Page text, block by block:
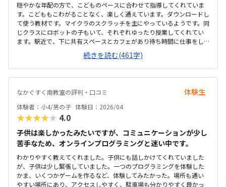
穏やかな年配の方で、こどものペースに合わせて指導してくれていま
す。こどももこわがることなく、楽しく通えています。ダウンロードし
て使う教材です。マイクラのスクラッチを主にやっているようです。同
じクラスにロボットの子もいて、それぞれゆったり授業してくれてい
ます。駅近で、下に共有スペースとカフェがあり待ち時間に仕事をし
たりして待つこともできます。駐輪場もあるのですが、車の出入りが
少し気になります。建物がレンタルオフィスの一角のような場所にあ
るため、部屋はやや小さめかつ殺風景な印象です。パソコンの購入or
レンタル費用が発生するので続けないともったいないなと思います
月2なので割高な気もしますが、つめこまれており子供も飽きずに取り
組めています！マイクラがだいすきなので、毎回ゲーム感覚で楽しみ
に通えるところ。先生もおだやかで、こどもにあっていそうです。雨
の日など自宅からアクセスがしにくい。様子はこどもから聞くしかな
いため、保護者参観日があると嬉しいなと思います。
続きを読む(461字)
なかぐすく南教室の評判・口コミ 体験生
体験者：小4/男の子 体験日：2026/04
★★★★★ 4.0
子供は楽しかったみたいですが、コミュニケーションが少し
苦手なため、オンラインプログラミングと迷い中です。
わかりやすく教えてくれました。子供にも話しかけてくれていました
が、子供は少し緊張していました。一つのプログラミングを体験した
かま、いくつかゲームを作るなど、体験してみたかった。場所も通い
やすい場所にあり、アクセスしやすく、駐車場も分かりやすく良かっ